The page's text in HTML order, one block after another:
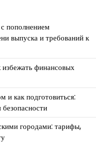
пополнением
выпуска и требований к
финансовых
и как подготовиться:
городами: тарифы,